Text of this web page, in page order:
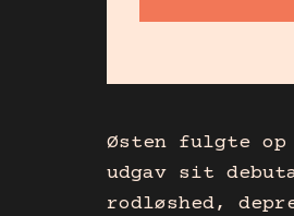
Østen fulgte op
udgav sit
rodløshed,